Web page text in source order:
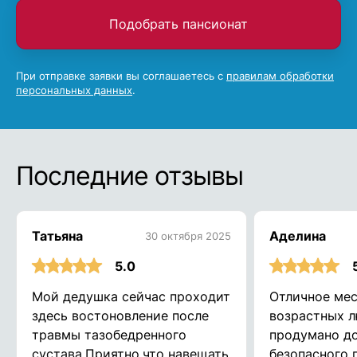
Подобрать пансионат
При отправке заявки вы соглашаетесь с правилам обработки
персональных данных.
Последние отзывы
Татьяна 30 октября 2025
5.0
Мой дедушка сейчас проходит
здесь востоновление после
травмы тазобедренного
сустава.Приятно,что навещать
Аделина
Отличное
возрастных
продумано
безопасного